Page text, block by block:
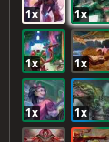
1x 1x
1x 1x
1x 1x